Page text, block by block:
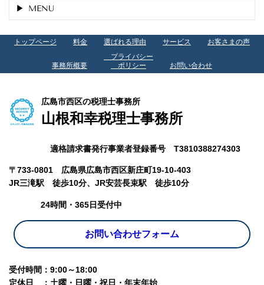
MENU
トップページ 料金 選ばれる理由 サービス お客さまの声
事務所概要
プライバシー
ポリシー
お問い合わせ
広島市西区の税理士事務所
山根和幸税理士事務所
適格請求書発行事業者登録番号 T3810388274303
〒733-0801 広島県広島市西区新庄町19-10-403
JR三滝駅 徒歩10分、 JR安芸長束駅 徒歩10分
24時間・365日受付中
お問い合わせフォーム
受付時間：9:00～18:00
定休日 ：土曜・日曜・祝日・年末年始